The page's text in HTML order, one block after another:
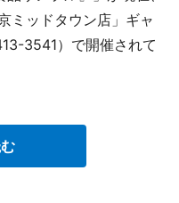
ミッドタウン店」ギャ
3541）で開催されて